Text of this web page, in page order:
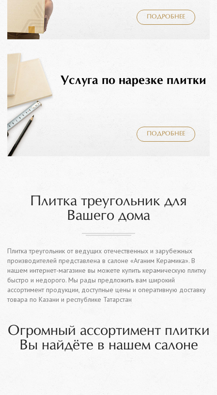
ПОДРОБНЕЕ
Услуга по нарезке плитки
ПОДРОБНЕЕ
Плитка треугольник для
Вашего дома
Плитка треугольник от ведущих отечественных и зарубежных
производителей представлена в салоне «Аганим Керамика». В
нашем интернет-магазине вы можете купить керамическую плитку
быстро и недорого. Мы рады предложить вам широкий
ассортимент продукции, доступные цены и оперативную доставку
товара по Казани и республике Татарстан
Огромный ассортимент плитки
Вы найдёте в нашем салоне